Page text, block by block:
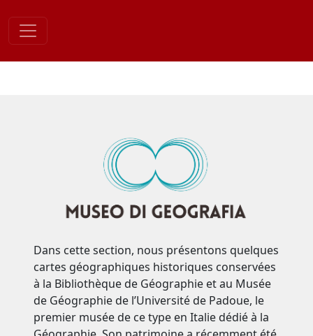
content
Dans cette section, nous présentons quelques
cartes géographiques historiques conservées
à la Bibliothèque de Géographie et au Musée
de Géographie de l’Université de Padoue, le
premier musée de ce type en Italie dédié à la